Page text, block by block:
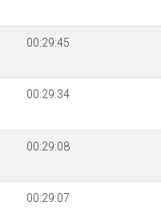
00:29:45
00:29:34
00:29:08
00:29:07